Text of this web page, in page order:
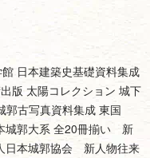
日本建築史基礎資料集成
太陽コレクション 城下
古写真資料集成 東国
郭大系 全20冊揃い 新
日本城郭協会 新人物往来